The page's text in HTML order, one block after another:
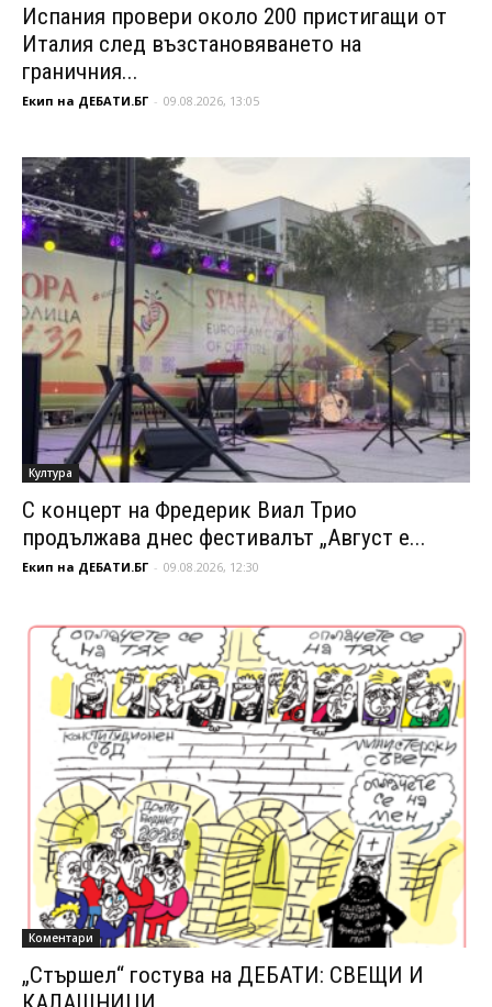
Испания провери около 200 пристигащи от
Италия след възстановяването на
граничния...
Екип на ДЕБАТИ.БГ - 09.08.2026, 13:05
Култура
С концерт на Фредерик Виал Трио
продължава днес фестивалът „Август е...
Екип на ДЕБАТИ.БГ - 09.08.2026, 12:30
Коментари
„Стършел“ гостува на ДЕБАТИ: СВЕЩИ И